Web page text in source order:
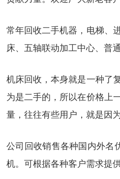
常年回收二手机器，电梯、
床、五轴联动加工中心、普
机床回收，本身就是一种了
为是二手的，所以在价格上
量，往往有些用户，就是因
公司回收销售各种国内外名
机。可根据各种客户需求提